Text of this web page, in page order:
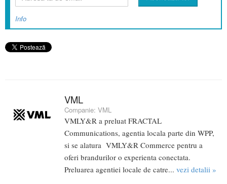
Info
VML
Companie: VML
VMLY&R a preluat FRACTAL
Communications, agentia locala parte din WPP,
si se alatura VMLY&R Commerce pentru a
oferi brandurilor o experienta conectata.
Preluarea agentiei locale de catre... vezi detalii »